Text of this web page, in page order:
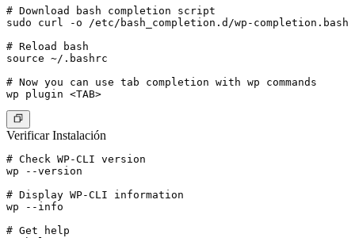
# Download bash completion script
sudo curl -o /etc/bash_completion.d/wp-
# Reload bash
source ~/.bashrc
# Now you can use tab completion with wp commands
Verificar Instalación
# Check WP-CLI version
wp --version
# Display WP-CLI information
wp --info
# Get help